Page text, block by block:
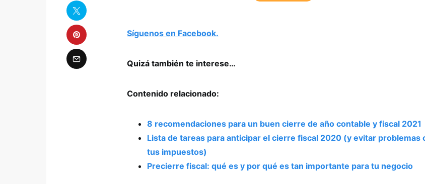
Síguenos en Facebook.
Quizá también te interese…
Contenido relacionado:
8 recomendaciones para un buen cierre de año contable y fiscal 2021
Lista de tareas para anticipar el cierre fiscal 2020 (y evitar problemas
tus impuestos)
Precierre fiscal: qué es y por qué es tan importante para tu negocio